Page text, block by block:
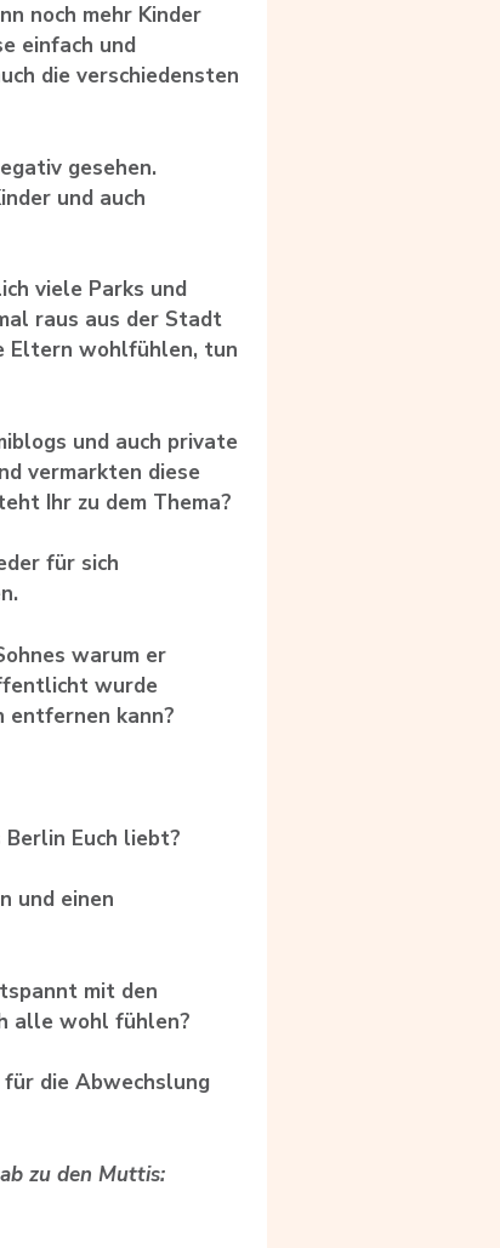
noch mehr Kinder
einfach und
die verschiedensten
gesehen.
und auch
viele Parks und
raus aus der Stadt
Eltern wohlfühlen, tun
und auch private
vermarkten diese
Ihr zu dem Thema?
für sich
warum er
wurde
entfernen kann?
Euch liebt?
und einen
mit den
alle wohl fühlen?
für die Abwechslung
zu den Muttis: